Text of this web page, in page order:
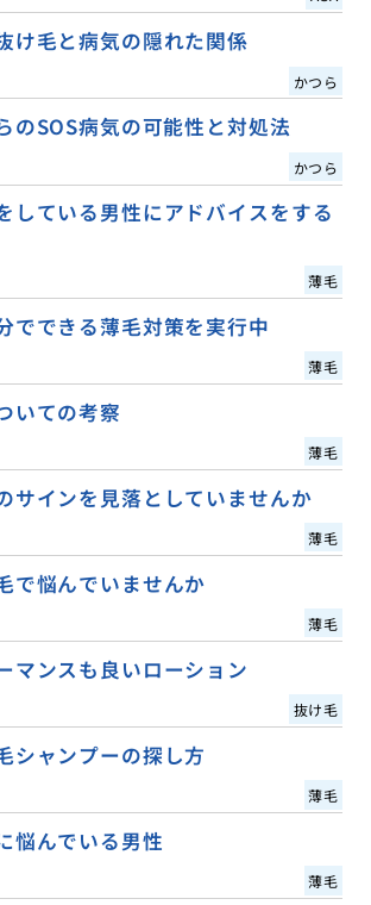
け毛と病気の隠れた関係
かつら
のSOS病気の可能性と対処法
かつら
している男性にアドバイスをする
薄毛
でできる薄毛対策を実行中
薄毛
いての考察
薄毛
サインを見落としていませんか
薄毛
で悩んでいませんか
薄毛
マンスも良いローション
抜け毛
シャンプーの探し方
薄毛
悩んでいる男性
薄毛